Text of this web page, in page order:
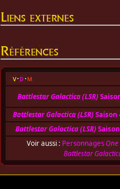
Liens externes
Références
v d m
Battlestar Galactica (LSR)
Battlestar Galactica (LSR) Saison
Battlestar Galactica (LSR)
Voir aussi : Personnages
Battlestar